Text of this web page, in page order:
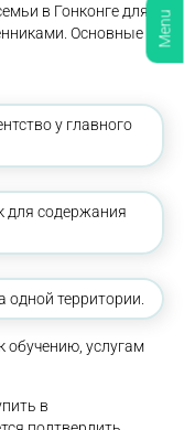
в Гонконге для
Основные
у главного
для содержания
одной территории.
обучению, услугам
в
Menu